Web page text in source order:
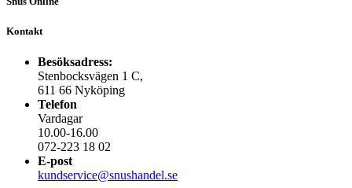
Kontakt
Besöksadress:
Stenbocksvägen 1 C,
611 66 Nyköping
Telefon
Vardagar
10.00-16.00
072-223 18 02
E-post
kundservice@snushandel.se